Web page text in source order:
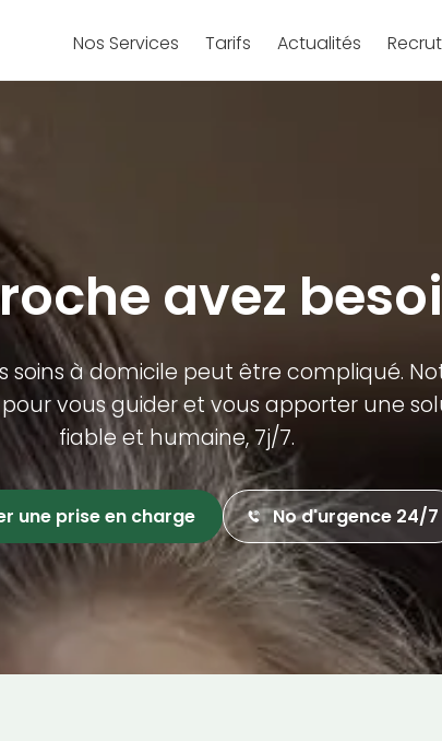
Nos Services Tarifs Actualités
avez
soins à domicile peut être compliqué.
vous guider et vous apporter une
fiable et humaine, 7j/7.
une prise en charge No d'urgence 24/7